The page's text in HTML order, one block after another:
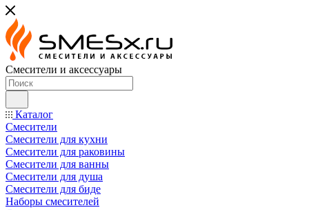
Смесители и аксессуары
Каталог
Смесители
Смесители для кухни
Смесители для раковины
Смесители для ванны
Смесители для душа
Смесители для биде
Наборы смесителей